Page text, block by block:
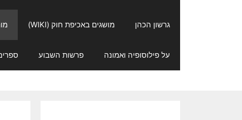
גרשון הכהן מושגים באכיפת חוק (WIKI)
על פילוסופיה ואמונה פרשות השבוע